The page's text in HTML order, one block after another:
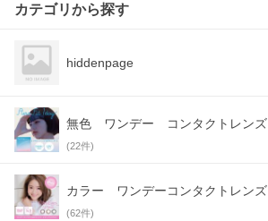
カテゴリから探す
hiddenpage
無色 ワンデー コンタクトレンズ
(22件)
カラー ワンデーコンタクトレンズ
(62件)